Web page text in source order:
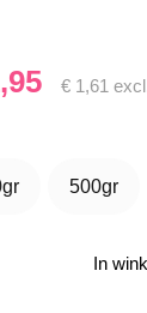
€ 1,61
250gr
500gr
500gr
In